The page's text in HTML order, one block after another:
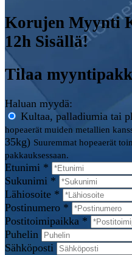
Korujen Myynti
12h Sisällä!
Tilaa
Haluan myydä:
Kultaa, palladiumia tai
hopeaerät muiden metallien
35kg) Suuremmat hopeaerät
pakkauksessaan.
Etunimi *
Sukunimi *
Lähiosoite *
Postinumero *
Postitoimipaikka *
Puhelin
Sähköposti